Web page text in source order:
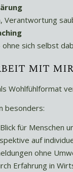
Verantwortung
sich selbst
mit
Wohlfühlformat
besonders:
für Menschen
auf
ohne
Erfahrung in